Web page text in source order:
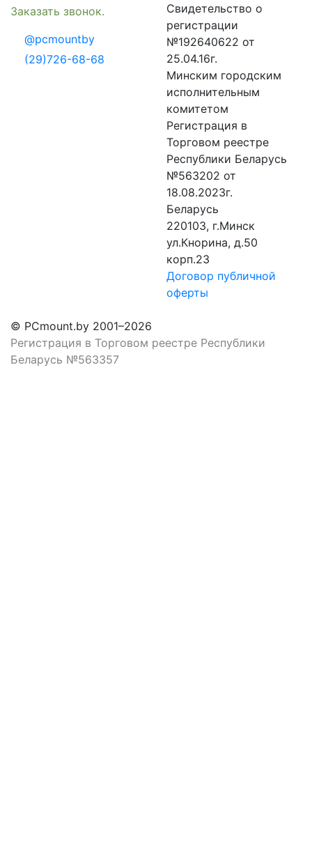
Заказать звонок.
@pcmountby
(29)726-68-68
Свидетельство о
регистрации
№192640622 от
25.04.16г.
Минским городским
исполнительным
комитетом
Регистрация в
Торговом реестре
Республики Беларусь
№563202 от
18.08.2023г.
Беларусь
220103, г.Минск
ул.Кнорина, д.50
корп.23
Договор публичной
оферты
© PCmount.by 2001–2026
Регистрация в Торговом реестре Республики
Беларусь №563357